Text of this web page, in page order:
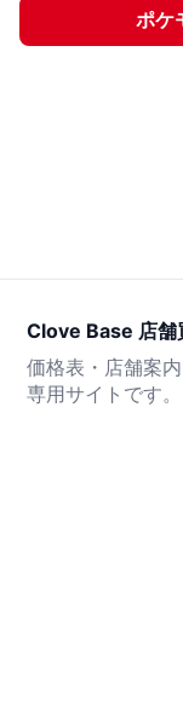
ポケ
Clove Base 店舗
価格表・店舗案
専用サイトです。